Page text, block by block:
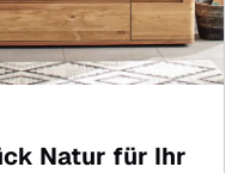
Natur für Ihr